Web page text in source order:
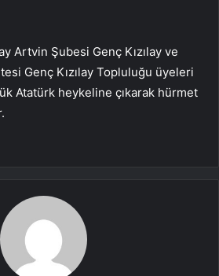
Artvin Şubesi Genç Kızılay ve
Genç Kızılay Topluluğu üyeleri
Atatürk heykeline çıkarak hürmet